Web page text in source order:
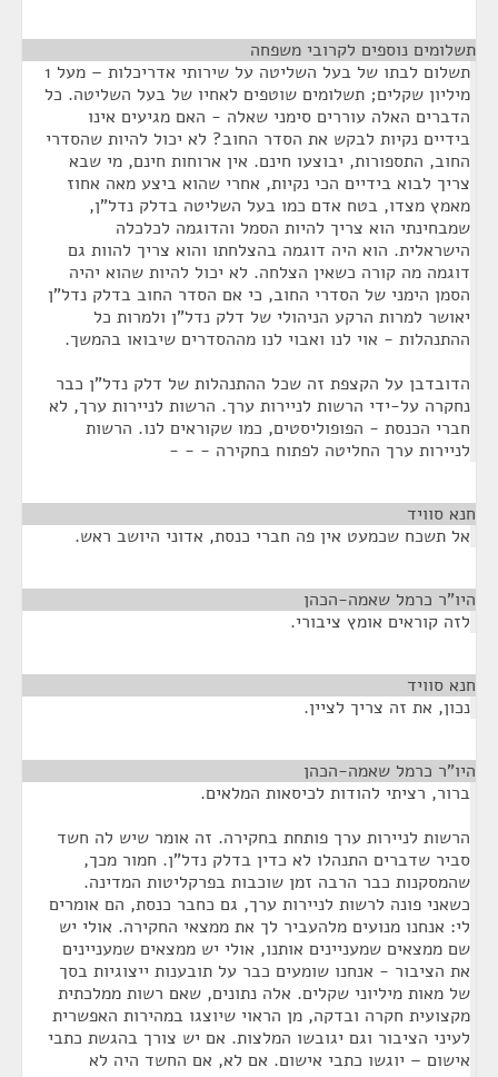
תשלומים נוספים לקרובי משפחה
תשלום לבתו של בעל השליטה על שירותי אדריכלות – מעל 1
מיליון שקלים; תשלומים שוטפים לאחיו של בעל השליטה. כל
הדברים האלה עוררים סימני שאלה - האם מגיעים אינו
בידיים נקיות לבקש את הסדר החוב? לא יכול להיות שהסדרי
החוב, התספורות, יבוצעו חינם. אין ארוחות חינם, מי שבא
צריך לבוא בידיים הכי נקיות, אחרי שהוא ביצע מאה אחוז
מאמץ מצדו, בטח אדם כמו בעל השליטה בדלק נדל"ן,
שמבחינתי הוא צריך להיות הסמל והדוגמה לכלכלה
הישראלית. הוא היה דוגמה בהצלחתו והוא צריך להוות גם
דוגמה מה קורה כשאין הצלחה. לא יכול להיות שהוא יהיה
הסמן הימני של הסדרי החוב, כי אם הסדר החוב בדלק נדל"ן
יאושר למרות הרקע הניהולי של דלק נדל"ן ולמרות כל
ההתנהלות - אוי לנו ואבוי לנו מההסדרים שיבואו בהמשך.
הדובדבן על הקצפת זה שכל ההתנהלות של דלק נדל"ן כבר
נחקרה על-ידי הרשות לניירות ערך. הרשות לניירות ערך, לא
חברי הכנסת - הפופוליסטים, כמו שקוראים לנו. הרשות
לניירות ערך החליטה לפתוח בחקירה - - -
חנא סוויד
אל תשכח שכמעט אין פה חברי כנסת, אדוני היושב ראש.
היו"ר כרמל שאמה-הכהן
לזה קוראים אומץ ציבורי.
חנא סוויד
נכון, את זה צריך לציין.
היו"ר כרמל שאמה-הכהן
ברור, רציתי להודות לכיסאות המלאים.
הרשות לניירות ערך פותחת בחקירה. זה אומר שיש לה חשד
סביר שדברים התנהלו לא כדין בדלק נדל"ן. חמור מכך,
שהמסקנות כבר הרבה זמן שוכבות בפרקליטות המדינה.
כשאני פונה לרשות לניירות ערך, גם כחבר כנסת, הם אומרים
לי: אנחנו מנועים מלהעביר לך את ממצאי החקירה. אולי יש
שם ממצאים שמעניינים אותנו, אולי יש ממצאים שמעניינים
את הציבור - אנחנו שומעים כבר על תובענות ייצוגיות בסך
של מאות מיליוני שקלים. אלה נתונים, שאם רשות ממלכתית
מקצועית חקרה ובדקה, מן הראוי שיוצגו במהירות האפשרית
לעיני הציבור וגם יגובשו המלצות. אם יש צורך בהגשת כתבי
אישום – יוגשו כתבי אישום. אם לא, אם החשד היה לא